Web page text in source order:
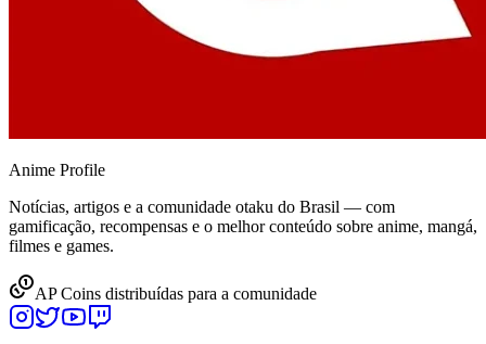
Anime Profile
Notícias, artigos e a comunidade otaku do Brasil — com
gamificação, recompensas e o melhor conteúdo sobre anime, mangá,
filmes e games.
AP Coins distribuídas para a comunidade